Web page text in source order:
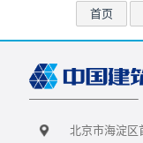
首页
北京市海淀区